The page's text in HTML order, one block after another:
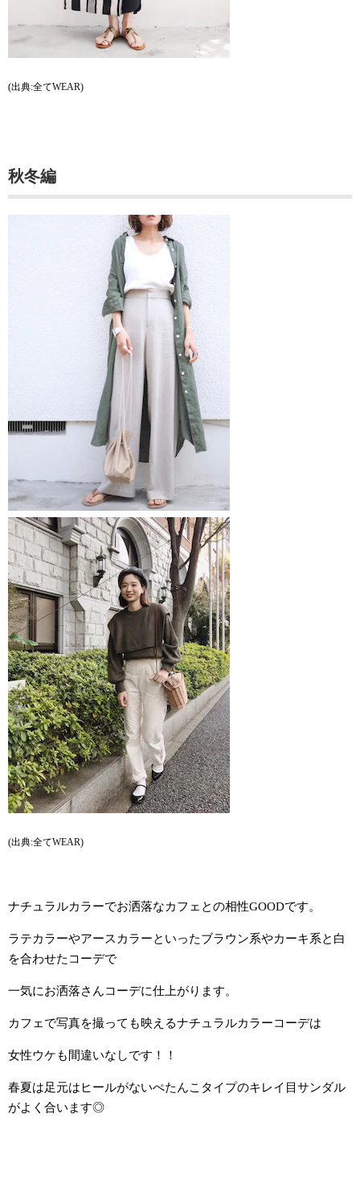
(出典:全てWEAR)
秋冬編
(出典:全てWEAR)
ナチュラルカラーでお洒落なカフェとの相性GOODです。
ラテカラーやアースカラーといったブラウン系やカーキ系と白
を合わせたコーデで
一気にお洒落さんコーデに仕上がります。
カフェで写真を撮っても映えるナチュラルカラーコーデは
女性ウケも間違いなしです！！
春夏は足元はヒールがないぺたんこタイプのキレイ目サンダル
がよく合います◎